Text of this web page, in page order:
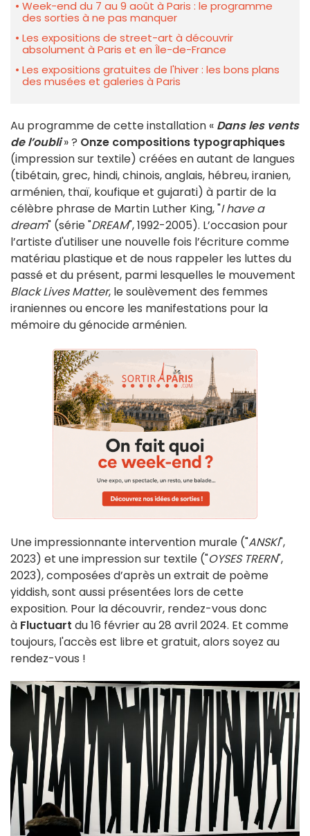
Week-end du 7 au 9 août à Paris : le programme
des sorties à ne pas manquer
Les expositions de street-art à découvrir
absolument à Paris et en Île-de-France
Les expositions gratuites de l'hiver : les bons plans
des musées et galeries à Paris
Au programme de cette installation « Dans les vents
de l’oubli » ? Onze compositions typographiques
(impression sur textile) créées en autant de langues
(tibétain, grec, hindi, chinois, anglais, hébreu, iranien,
arménien, thaï, koufique et gujarati) à partir de la
célèbre phrase de Martin Luther King, "I have a
dream" (série "DREAM", 1992-2005). L’occasion pour
l’artiste d'utiliser une nouvelle fois l’écriture comme
matériau plastique et de nous rappeler les luttes du
passé et du présent, parmi lesquelles le mouvement
Black Lives Matter, le soulèvement des femmes
iraniennes ou encore les manifestations pour la
mémoire du génocide arménien.
Une impressionnante intervention murale ("ANSKI",
2023) et une impression sur textile ("OYSES TRERN",
2023), composées d’après un extrait de poème
yiddish, sont aussi présentées lors de cette
exposition. Pour la découvrir, rendez-vous donc
à Fluctuart du 16 février au 28 avril 2024. Et comme
toujours, l'accès est libre et gratuit, alors soyez au
rendez-vous !